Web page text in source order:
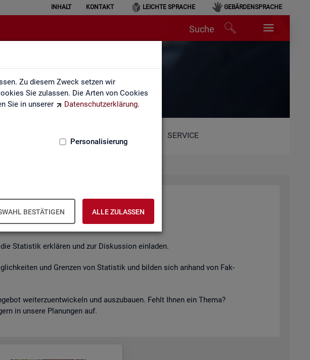
Zu diesem Zweck setzen wir
Sie zulassen. Die Arten von Cookies
Sie in unserer
Datenschutzerklärung.
Personalisierung
BESTÄTIGEN ALLE ZULASSEN
INHALT KONTAKT LEICHTE SPRACHE GEBÄRDENSPRACHE
Suche
SERVICE
Sta­tis­tik er­klä­ren und zur Dis­kus­si­on ein­la­den.
und Gren­zen von Sta­tis­tik und bil­den sich an­hand von Fak­
wei­ter­zu­ent­wi­ckeln und aus­zu­bau­en. Fehlt Ihnen ein Thema?
in un­se­re Pla­nun­gen auf.